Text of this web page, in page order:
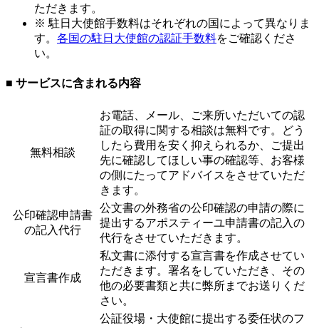
ただきます。
※ 駐日大使館手数料はそれぞれの国によって異なりま
す。 各国の駐日大使館の認証手数料をご確認くださ
い。
■ サービスに含まれる内容
無料相談
お電話、メール、ご来所いただいての認
証の取得に関する相談は無料です。どう
したら費用を安く抑えられるか、ご提出
先に確認してほしい事の確認等、お客様
の側にたってアドバイスをさせていただ
きます。
公印確認申請書
の記入代行
公文書の外務省の公印確認の申請の際に
提出するアポスティーユ申請書の記入の
代行をさせていただきます。
宣言書作成
私文書に添付する宣言書を作成させてい
ただきます。署名をしていただき、その
他の必要書類と共に弊所までお送りくだ
さい。
公証役場・大使館に提出する委任状のフ